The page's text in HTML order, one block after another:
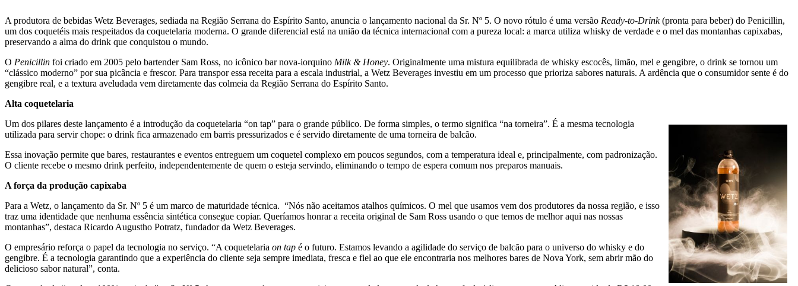
A produtora de bebidas Wetz Beverages, sediada na Região Serrana do Espírito Santo, anuncia o lançamento nacional da Sr. Nº 5. O novo rótulo é uma versão Ready-to-Drink(pronta para beber) do Penicillin,
um dos coquetéis mais respeitados da coquetelaria moderna. O grande diferencial está na união da técnica internacional com a pureza local: a marca utiliza whisky de verdade e o mel das montanhas capixabas,
preservando a alma do drink que conquistou o mundo.
O Penicillin foi criado em 2005 pelo bartender Sam Ross, no icônico bar nova-iorquino Milk & Honey. Originalmente uma mistura equilibrada de whisky escocês, limão, mel e gengibre, o drink se tornou um
“clássico moderno” por sua picância e frescor. Para transpor essa receita para a escala industrial, a Wetz Beverages investiu em um processo que prioriza sabores naturais. A ardência que o consumidor sente é do
gengibre real, e a textura aveludada vem diretamente das colmeia da Região Serrana do Espírito Santo.
Alta coquetelaria
Um dos pilares deste lançamento é a introdução da coquetelaria “on tap” para o grande público. De forma simples, o termo significa “na torneira”. É a mesma tecnologia
utilizada para servir chope: o drink fica armazenado em barris pressurizados e é servido diretamente de uma torneira de balcão.
Essa inovação permite que bares, restaurantes e eventos entreguem um coquetel complexo em poucos segundos, com a temperatura ideal e, principalmente, com padronização.
O cliente recebe o mesmo drink perfeito, independentemente de quem o esteja servindo, eliminando o tempo de espera comum nos preparos manuais.
A força da produção capixaba
Para a Wetz, o lançamento da Sr. Nº 5 é um marco de maturidade técnica. “Nós não aceitamos atalhos químicos. O mel que usamos vem dos produtores da nossa região, e isso
traz uma identidade que nenhuma essência sintética consegue copiar. Queríamos honrar a receita original de Sam Ross usando o que temos de melhor aqui nas nossas
montanhas”, destaca Ricardo Augustho Potratz, fundador da Wetz Beverages.
O empresário reforça o papel da tecnologia no serviço. “A coquetelaria on tap é o futuro. Estamos levando a agilidade do serviço de balcão para o universo do whisky e do
gengibre. É a tecnologia garantindo que a experiência do cliente seja sempre imediata, fresca e fiel ao que ele encontraria nos melhores bares de Nova York, sem abrir mão do
delicioso sabor natural”, conta.